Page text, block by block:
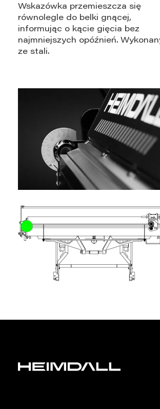
Wskazówka przemieszcza się
równolegle do belki gnącej,
informując o kącie gięcia bez
najmniejszych opóźnień.
ze stali.